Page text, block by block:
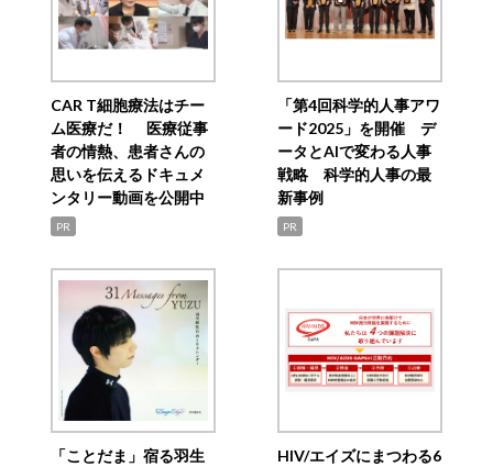
CAR T細胞療法はチー
ム医療だ！ 医療従事
者の情熱、患者さんの
思いを伝えるドキュメ
ンタリー動画を公開中
PR
「第4回科学的人事アワ
ード2025」を開催 デ
ータとAIで変わる人事
戦略 科学的人事の最
新事例
PR
「ことだま」宿る羽生
HIV/エイズにまつわる6